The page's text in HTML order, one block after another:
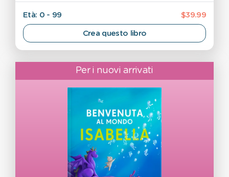
$39.99
Età: 0 - 99
Crea questo libro
Per i nuovi arrivati